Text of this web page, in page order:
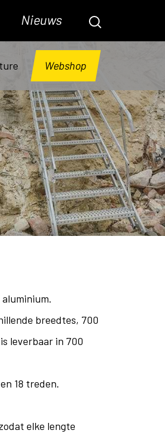
Nieuws
Webshop
home keldertrap
breedtes, 700
leverbaar in 700
18 treden.
elke lengte